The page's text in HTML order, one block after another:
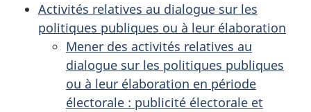
Activités relatives au dialogue sur les
politiques publiques ou à leur élaboration
Mener des activités relatives au
dialogue sur les politiques publiques
ou à leur élaboration en période
électorale : publicité électorale et